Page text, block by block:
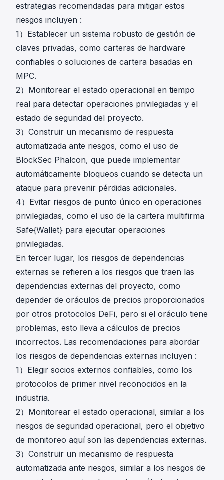
estrategias recomendadas para mitigar estos
riesgos incluyen :
1）Establecer un sistema robusto de gestión de
claves privadas, como carteras de hardware
confiables o soluciones de cartera basadas en
MPC.
2）Monitorear el estado operacional en tiempo
real para detectar operaciones privilegiadas y el
estado de seguridad del proyecto.
3）Construir un mecanismo de respuesta
automatizada ante riesgos, como el uso de
BlockSec Phalcon, que puede implementar
automáticamente bloqueos cuando se detecta un
ataque para prevenir pérdidas adicionales.
4）Evitar riesgos de punto único en operaciones
privilegiadas, como el uso de la cartera multifirma
Safe{Wallet} para ejecutar operaciones
privilegiadas.
En tercer lugar, los riesgos de dependencias
externas se refieren a los riesgos que traen las
dependencias externas del proyecto, como
depender de oráculos de precios proporcionados
por otros protocolos DeFi, pero si el oráculo tiene
problemas, esto lleva a cálculos de precios
incorrectos. Las recomendaciones para abordar
los riesgos de dependencias externas incluyen :
1）Elegir socios externos confiables, como los
protocolos de primer nivel reconocidos en la
industria.
2）Monitorear el estado operacional, similar a los
riesgos de seguridad operacional, pero el objetivo
de monitoreo aquí son las dependencias externas.
3）Construir un mecanismo de respuesta
automatizada ante riesgos, similar a los riesgos de